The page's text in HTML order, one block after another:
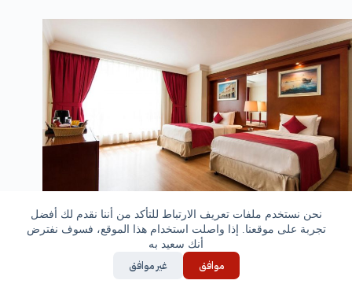
نحن نستخدم ملفات تعريف الارتباط للتأكد من أننا نقدم لك أفضل
تجربة على موقعنا. إذا واصلت استخدام هذا الموقع، فسوف نفترض
أنك سعيد به
موافق غير موافق